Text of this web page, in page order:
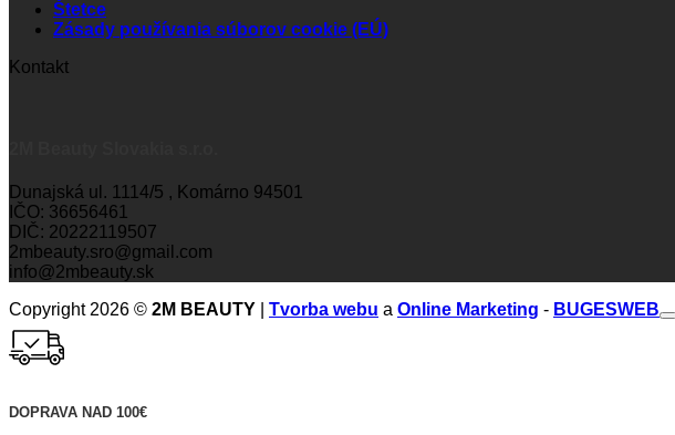
Štetce
Zásady používania súborov cookie (EÚ)
Kontakt
Dunajská ul. 1114/5 , Komárno 94501
IČO: 36656461
DIČ: 20222119507
2mbeauty.sro@gmail.com
info@2mbeauty.sk
Copyright 2026 © 2M BEAUTY Tvorba webu a Online Marketing - BUGESWEB
DOPRAVA NAD 100€